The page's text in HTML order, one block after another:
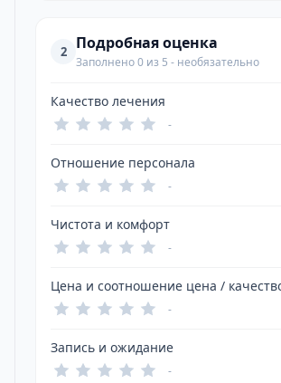
2 Подробная оценка
Заполнено 0 из 5 - необязательно
Качество лечения
-
Отношение персонала
-
Чистота и комфорт
-
Цена и соотношение цена /
-
Запись и ожидание
-